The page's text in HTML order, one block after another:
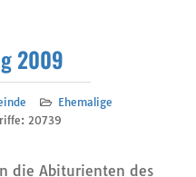
2009
Ehemalige
20739
die Abiturienten des